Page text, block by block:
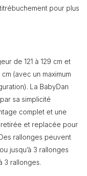
pour plus
de 121 à 129 cm et
(avec un maximum
La BabyDan
sa simplicité
complet et une
et replacée pour
rallonges peuvent
jusqu’à 3 rallonges
3 rallonges.